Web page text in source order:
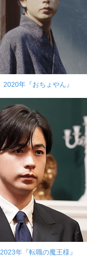
2020年『おちょやん』
2023年『転職の魔王様』